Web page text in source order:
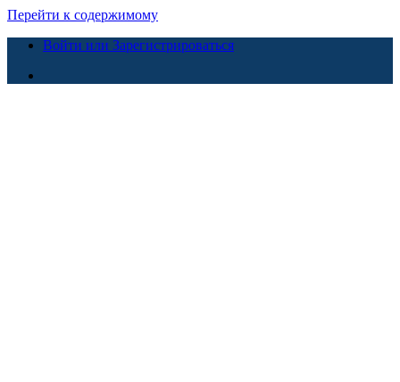
Перейти к содержимому
Войти или Зарегистрироваться